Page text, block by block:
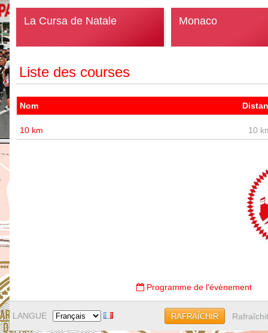
La Cursa de Natale Monaco
Liste des courses
Nom
10 km 10
Programme de l'évènement
LANGUE RAFRAÎCHIR